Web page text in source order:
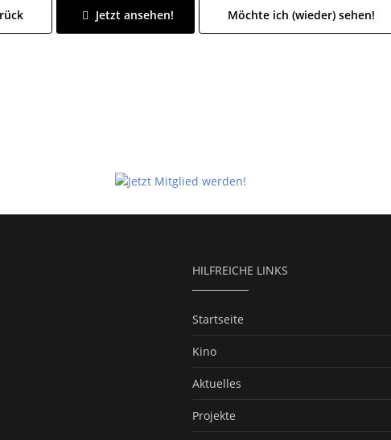
Jetzt ansehen! Möchte ich (wieder) sehen!
HILFREICHE LINKS
Startseite
Kino
Aktuelles
Projekte